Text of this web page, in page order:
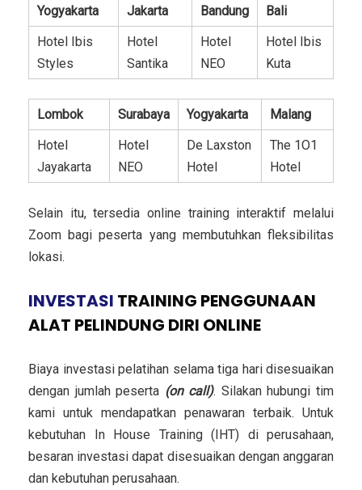
Yogyakarta Jakarta Bandung
Bali
Hotel Ibis
Styles
Hotel
Santika
Hotel
NEO
Hotel Ibis
Kuta
Lombok Surabaya Yogyakarta
Malang
Hotel
Jayakarta
Hotel
NEO
De Laxston
Hotel
The 1O1
Hotel
Selain itu, tersedia online training interaktif melalui
Zoom bagi peserta yang membutuhkan fleksibilitas
lokasi.
INVESTASI TRAINING PENGGUNAAN
ALAT PELINDUNG DIRI ONLINE
Biaya investasi pelatihan selama tiga hari disesuaikan
dengan jumlah peserta (on call). Silakan hubungi tim
kami untuk mendapatkan penawaran terbaik. Untuk
kebutuhan In House Training (IHT) di perusahaan,
besaran investasi dapat disesuaikan dengan anggaran
dan kebutuhan perusahaan.